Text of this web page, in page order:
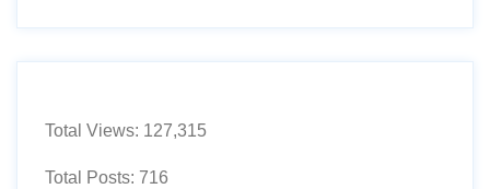
Total Views: 127,315
Total Posts: 716